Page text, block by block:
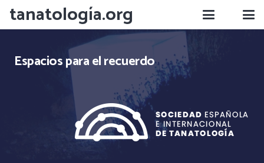
tanatología.org
Espacios para el recuerdo